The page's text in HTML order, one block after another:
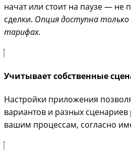
начат или стоит на паузе — не
сделки. Опция доступна
тарифах.
Учитывает собственные
Настройки приложения
вариантов и разных
вашим процессам, согласно